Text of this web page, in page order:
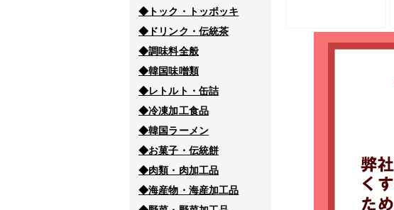
◆トック・トッポッキ
◆ドリンク・伝統茶
◆調味料全般
◆韓国味噌類
◆レトルト・缶詰
◆冷凍加工食品
◆韓国ラーメン
◆お菓子・伝統餅
◆肉類・肉加工品
◆海産物・海産加工品